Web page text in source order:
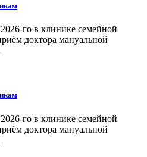
го в клинике семейной
доктора мануальной
го в клинике семейной
доктора мануальной